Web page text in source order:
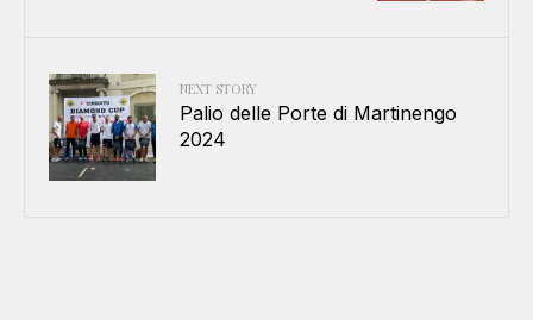
NEXT STORY
Palio delle Porte di Martinengo
2024